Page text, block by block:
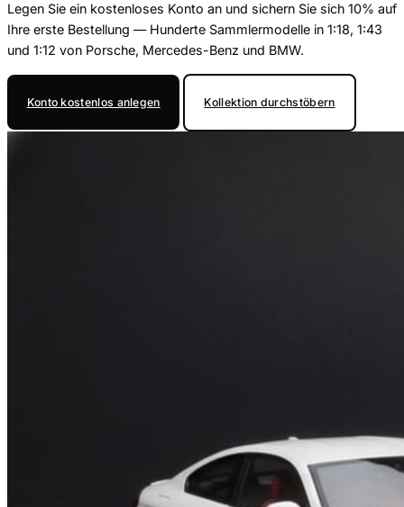
Legen Sie ein kostenloses Konto an und sichern Sie sich 10% auf
Ihre erste Bestellung — Hunderte Sammlermodelle in 1:18, 1:43
und 1:12 von Porsche, Mercedes-Benz und BMW.
Konto kostenlos anlegen Kollektion durchstöbern